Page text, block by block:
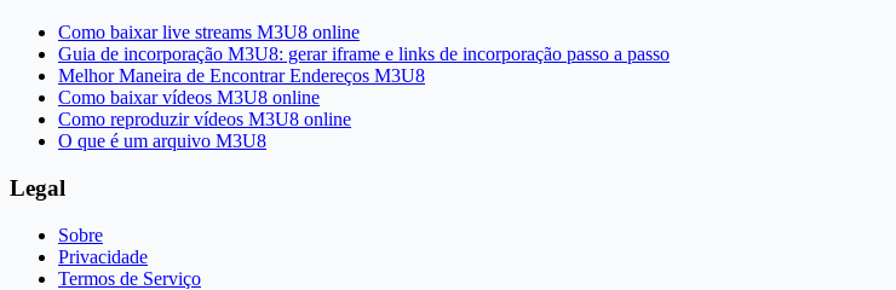
Como baixar live streams M3U8 online
Guia de incorporação M3U8: gerar iframe e links de incorporação passo a passo
Melhor Maneira de Encontrar Endereços M3U8
Como baixar vídeos M3U8 online
Como reproduzir vídeos M3U8 online
O que é um arquivo M3U8
Legal
Sobre
Privacidade
Termos de Serviço